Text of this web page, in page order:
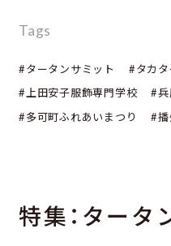
Tags
#タータンサミット #タカタ
#上田安子服飾専門学校
#兵
#多可町ふれあいまつり
#播
特集：タータ